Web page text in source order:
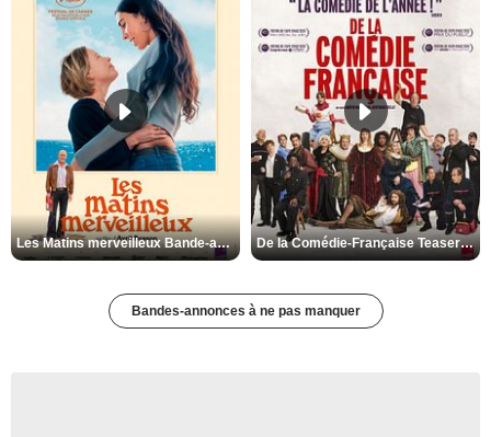
Les Matins merveilleux Bande-annonce VF De la Comédie-Française Teaser VF
Bandes-annonces à ne pas manquer